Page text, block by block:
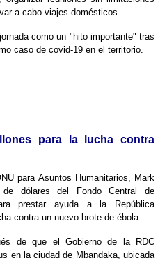
a cabo viajes domésticos.
como un "hito importante" tras
caso de covid-19 en el territorio.
para la lucha contra
para Asuntos Humanitarios, Mark
dólares del Fondo Central de
prestar ayuda a la República
contra un nuevo brote de ébola.
de que el Gobierno de la RDC
en la ciudad de Mbandaka, ubicada